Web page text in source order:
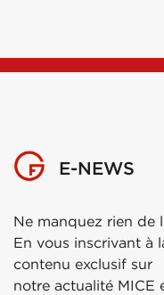
E-NEWS
Ne manquez rien de
En vous inscrivant à
contenu exclusif sur
notre actualité MICE